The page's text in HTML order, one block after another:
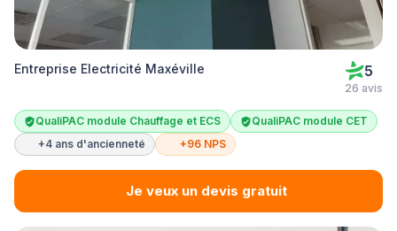
Entreprise Electricité Maxéville 5
26 avis
QualiPAC module Chauffage et ECS
QualiPAC module CET
+4 ans d'ancienneté
+96 NPS
Je veux un devis gratuit